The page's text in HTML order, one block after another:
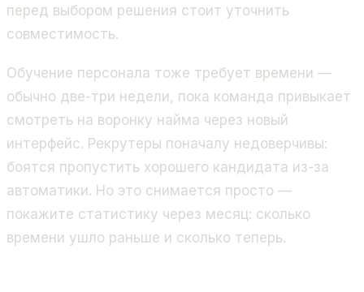
перед выбором решения стоит уточнить
совместимость.
Обучение персонала тоже требует времени —
обычно две-три недели, пока команда привыкает
смотреть на воронку найма через новый
интерфейс. Рекрутеры поначалу недоверчивы:
боятся пропустить хорошего кандидата из-за
автоматики. Но это снимается просто —
покажите статистику через месяц: сколько
времени ушло раньше и сколько теперь.